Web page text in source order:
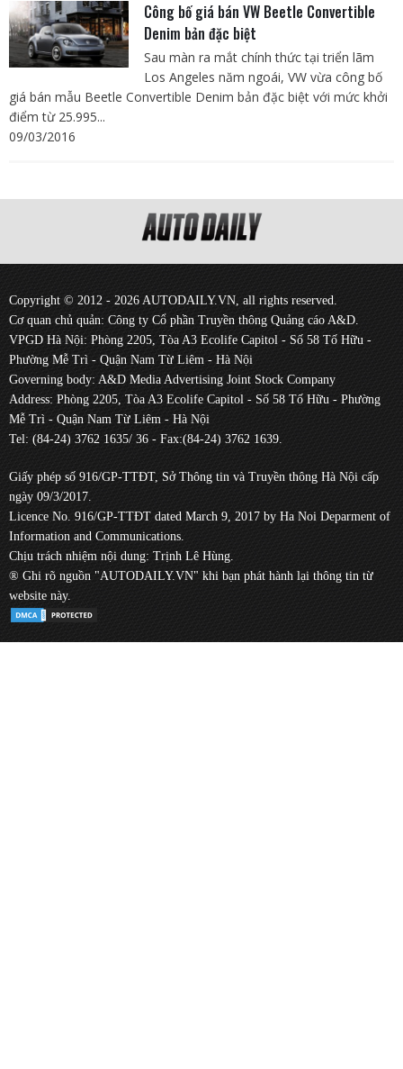
Công bố giá bán VW Beetle Convertible
Denim bản đặc biệt
Sau màn ra mắt chính thức tại triển lãm
Los Angeles năm ngoái, VW vừa công bố
giá bán mẫu Beetle Convertible Denim bản đặc biệt với mức khởi
điểm từ 25.995...
09/03/2016
Copyright © 2012 - 2026 AUTODAILY.VN, all rights reserved.
Cơ quan chủ quản: Công ty Cổ phần Truyền thông Quảng cáo A&D.
VPGD Hà Nội: Phòng 2205, Tòa A3 Ecolife Capitol - Số 58 Tố Hữu -
Phường Mễ Trì - Quận Nam Từ Liêm - Hà Nội
Governing body: A&D Media Advertising Joint Stock Company
Address: Phòng 2205, Tòa A3 Ecolife Capitol - Số 58 Tố Hữu - Phường
Mễ Trì - Quận Nam Từ Liêm - Hà Nội
Tel: (84-24) 3762 1635/ 36 - Fax:(84-24) 3762 1639.
Giấy phép số 916/GP-TTĐT, Sở Thông tin và Truyền thông Hà Nội cấp
ngày 09/3/2017.
Licence No. 916/GP-TTĐT dated March 9, 2017 by Ha Noi Deparment of
Information and Communications.
Chịu trách nhiệm nội dung: Trịnh Lê Hùng.
® Ghi rõ nguồn "AUTODAILY.VN" khi bạn phát hành lại thông tin từ
website này.